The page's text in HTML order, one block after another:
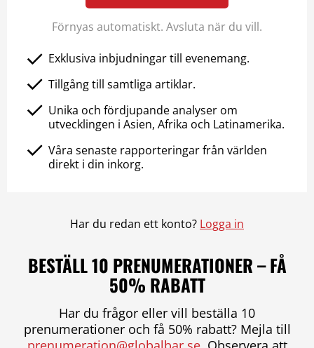
Förnyas automatiskt. Avsluta när du vill.
Exklusiva inbjudningar till evenemang.
Tillgång till samtliga artiklar.
Unika och fördjupande analyser om
utvecklingen i Asien, Afrika och Latinamerika.
Våra senaste rapporteringar från världen
direkt i din inkorg.
Har du redan ett konto? Logga in
BESTÄLL 10 PRENUMERATIONER – FÅ
50% RABATT
Har du frågor eller vill beställa 10
prenumerationer och få 50% rabatt? Mejla till